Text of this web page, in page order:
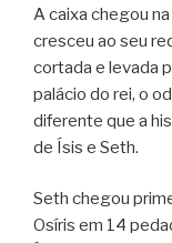
A caixa chegou
cresceu ao seu
cortada e levada
palácio do rei, o
diferente que a
de Ísis e Seth.
Seth chegou
Osíris em 14